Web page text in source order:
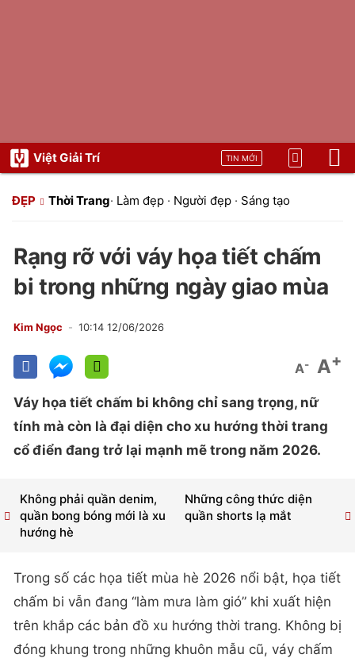
Việt Giải Trí TIN MỚI
ĐẸP Thời Trang· Làm đẹp · Người đẹp · Sáng tạo
Rạng rỡ với váy họa tiết chấm
bi trong những ngày giao mùa
Kim Ngọc 10:14 12/06/2026
A- A+
Váy họa tiết chấm bi không chỉ sang trọng, nữ
tính mà còn là đại diện cho xu hướng thời trang
cổ điển đang trở lại mạnh mẽ trong năm 2026.
Những công thức diện
quần shorts lạ mắt
Không phải quần denim,
quần bong bóng mới là xu
hướng hè
Trong số các họa tiết mùa hè 2026 nổi bật, họa tiết
chấm bi vẫn đang “làm mưa làm gió” khi xuất hiện
trên khắp các bản đồ xu hướng thời trang. Không bị
đóng khung trong những khuôn mẫu cũ, váy chấm